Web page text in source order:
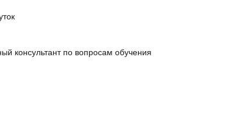
консультантпо вопросам обучения